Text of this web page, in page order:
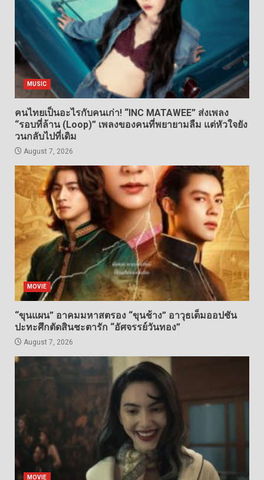
MUSIC
คนไทยเป็นอะไรกับคนเก่า! “INC MATAWEE” ส่งเพลง
“รอบที่ล้าน (Loop)” เพลงของคนที่พยายามลืม แต่หัวใจยัง
วนกลับไปที่เดิม
August 7, 2026
MOVIE
“ขุนแผน” อาคมมหาสตรอง “ขุนช้าง” อาวุธเต็มออปชัน
ปะทะศึกตัดสินชะตารัก “อัศจรรย์วันทอง”
August 7, 2026
MOVIE